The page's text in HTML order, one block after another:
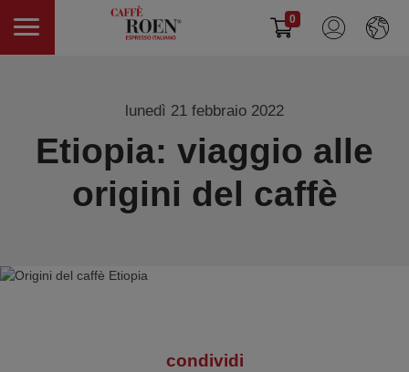
0
lunedì 21 febbraio 2022
Etiopia: viaggio alle
origini del caffè
condividi